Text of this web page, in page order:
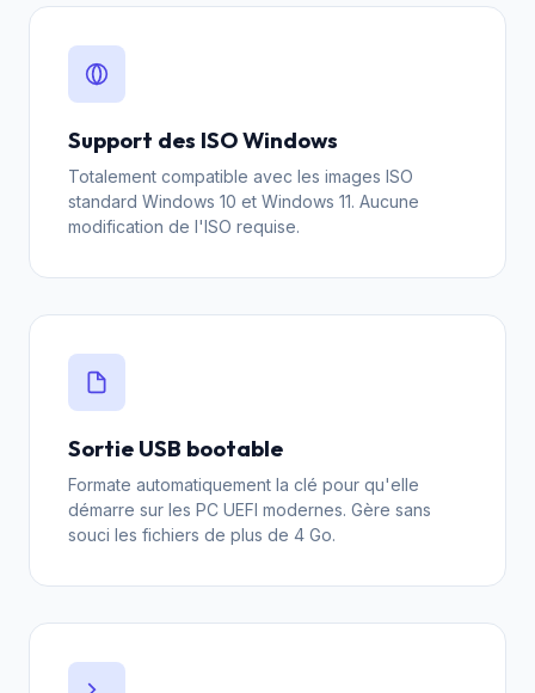
Support des ISO Windows
Totalement compatible avec les images ISO
standard Windows 10 et Windows 11. Aucune
modification de l'ISO requise.
Sortie USB bootable
Formate automatiquement la clé pour qu'elle
démarre sur les PC UEFI modernes. Gère sans
souci les fichiers de plus de 4 Go.